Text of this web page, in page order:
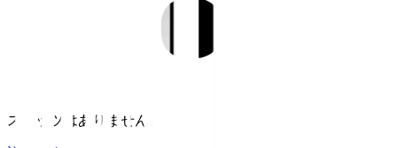
スタッツはありません。